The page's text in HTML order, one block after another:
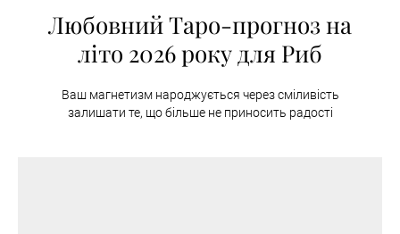
Любовний Таро-прогноз на
літо 2026 року для Риб
Ваш магнетизм народжується через сміливість
залишати те, що більше не приносить радості